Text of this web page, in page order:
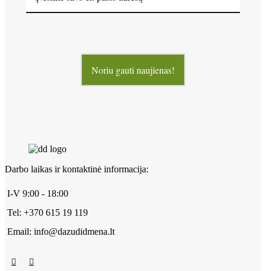
Noriu gauti naujienas!
Darbo laikas ir kontaktinė informacija:
I-V 9:00 - 18:00
Tel: +370 615 19 119
Email: info@dazudidmena.lt